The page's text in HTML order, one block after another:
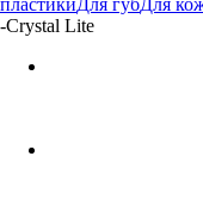
-Crystal Litе